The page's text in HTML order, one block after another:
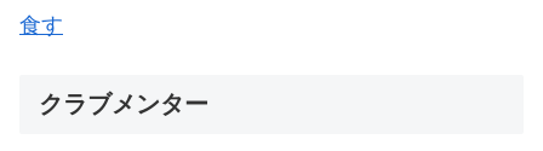
食す
クラブメンター